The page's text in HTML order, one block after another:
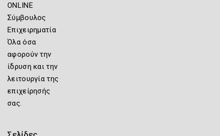
ONLINE
Σύμβουλος
Επιχειρηματία
Όλα όσα
αφορούν την
ίδρυση και την
λειτουργία της
επιχείρησής
σας.